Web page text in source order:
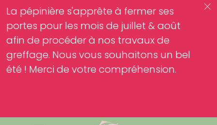
La pépinière s'apprête à fermer ses
portes pour les mois de juillet & août
afin de procéder à nos travaux de
greffage. Nous vous souhaitons un bel
été ! Merci de votre compréhension.
c